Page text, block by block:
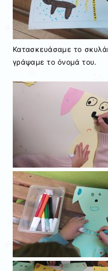
Κατασκευάσαμε το
γράψαμε το όνομά του.